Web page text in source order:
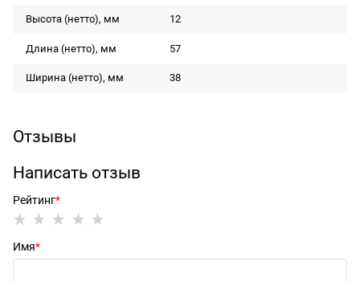
Высота (нетто), мм 12
Длина (нетто), мм 57
Ширина (нетто), мм 38
Отзывы
Написать отзыв
Рейтинг
Имя